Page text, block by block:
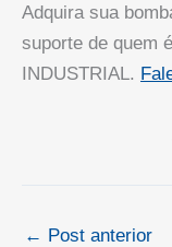
Adquira sua
suporte de quem
INDUSTRIAL.
← Post anterior